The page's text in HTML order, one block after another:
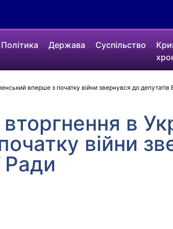
Політика Держава Суспільство
вперше з початку війни звернувся до депутатів
вторгнення в
війни
Ради